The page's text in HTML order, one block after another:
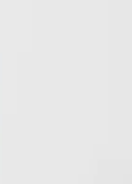
et les items soldés
non remboursable ni
d’exploitation que vous
échéant): Avec votre